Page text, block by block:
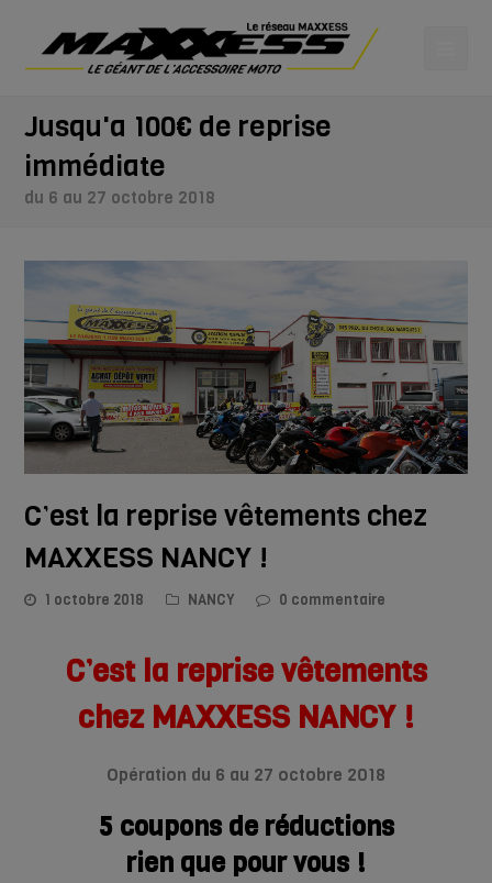
Jusqu'a 100€ de reprise
immédiate
du 6 au 27 octobre 2018
C’est la reprise vêtements chez
MAXXESS NANCY !
1 octobre 2018 NANCY 0 commentaire
C’est la reprise vêtements
chez MAXXESS NANCY !
Opération du 6 au 27 octobre 2018
5 coupons de réductions
rien que pour vous !